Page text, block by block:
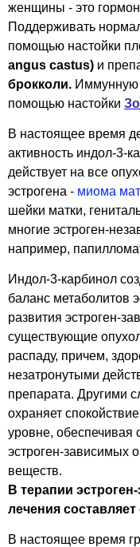
женщины - это
Поддерживать
помощью настойки
angus castus) и
брокколи. Иммунную
помощью настойки
В настоящее время
активность индол-3-
действует на все
эстрогена - миома
шейки матки,
многие эстроген-
например,
Индол-3-карбинол
баланс метаболитов
развития эстроген-
существующие
распаду, причем,
незатронутыми
препарата. Другими
охраняет
уровне, обеспечивая
эстроген-зависимых
веществ.
В терапии
лечения
В настоящее время